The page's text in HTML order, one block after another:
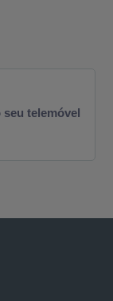
telemóvel